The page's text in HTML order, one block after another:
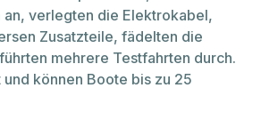
auch Samstags für Sie da:
Uhr
verlegten die Elektrokabel,
Zusatzteile, fädelten die
mehrere Testfahrten durch.
können Boote bis zu 25